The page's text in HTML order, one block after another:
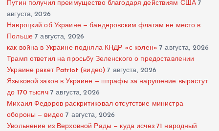
Путин получил преимущество благодаря действиям США 7
августа, 2026
Навроцкий об Украине — бандеровским флагам не место в
Польше 7 августа, 2026
как война в Украине подняла КНДР «с колен» 7 августа, 2026
Трамп ответил на просьбу Зеленского о предоставлении
Украине ракет Patriot (видео) 7 августа, 2026
Языковой закон в Украине — штрафы за нарушение вырастут
до 170 тысяч 7 августа, 2026
Михаил Федоров раскритиковал отсутствие министра
обороны — видео 7 августа, 2026
Увольнение из Верховной Рады — куда исчез 71 народный